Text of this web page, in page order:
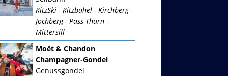
KitzSki - Kitzbühel - Kirchberg -
Jochberg - Pass Thurn -
Mittersill
Moët & Chandon
Champagner-Gondel
Genussgondel